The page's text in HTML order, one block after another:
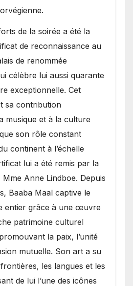
de la soirée a été la
de reconnaissance au
de renommée
célèbre lui aussi quarante
exceptionnelle. Cet
sa contribution
musique et à la culture
son rôle constant
continent à l’échelle
lui a été remis par la
Mme Anne Lindboe. Depuis
Baaba Maal captive le
entier grâce à une œuvre
patrimoine culturel
la paix, l’unité
mutuelle. Son art a su
les langues et les
de lui l’une des icônes